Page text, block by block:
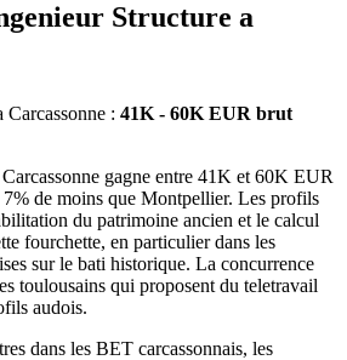
Structure a
Carcassonne : 41K - 60K EUR brut
gagne entre 41K et 60K EUR
de moins que Montpellier. Les profils
du patrimoine ancien et le calcul
fourchette, en particulier dans les
sur le bati historique. La concurrence
toulousains qui proposent du teletravail
audois.
dans les BET carcassonnais, les